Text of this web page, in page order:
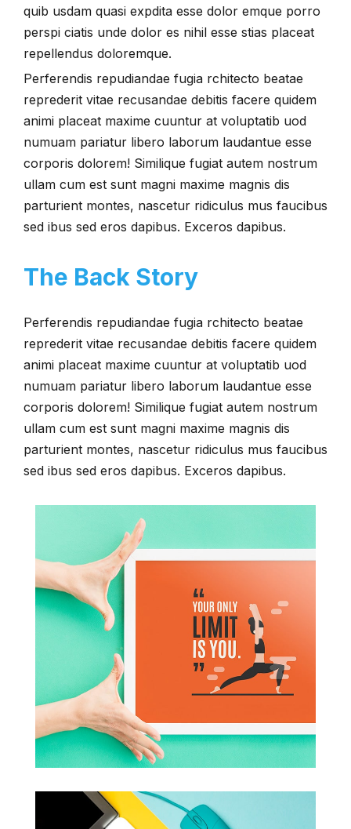
quib usdam quasi expdita esse dolor emque porro
perspi ciatis unde dolor es nihil esse stias placeat
repellendus doloremque.
Perferendis repudiandae fugia rchitecto beatae
reprederit vitae recusandae debitis facere quidem
animi placeat maxime cuuntur at voluptatib uod
numuam pariatur libero laborum laudantue esse
corporis dolorem! Similique fugiat autem nostrum
ullam cum est sunt magni maxime magnis dis
parturient montes, nascetur ridiculus mus faucibus
sed ibus sed eros dapibus. Exceros dapibus.
The Back Story
Perferendis repudiandae fugia rchitecto beatae
reprederit vitae recusandae debitis facere quidem
animi placeat maxime cuuntur at voluptatib uod
numuam pariatur libero laborum laudantue esse
corporis dolorem! Similique fugiat autem nostrum
ullam cum est sunt magni maxime magnis dis
parturient montes, nascetur ridiculus mus faucibus
sed ibus sed eros dapibus. Exceros dapibus.